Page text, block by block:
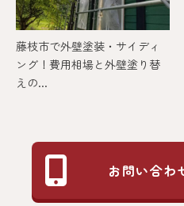
藤枝市で外壁塗装・サイディ
ング！費用相場と外壁塗り替
えの...
お問い合わ